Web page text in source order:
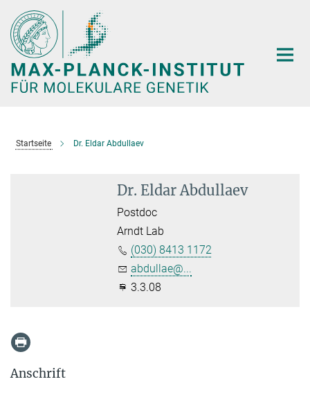
Hauptinhalt
Startseite Dr. Eldar Abdullaev
Dr. Eldar Abdullaev
Postdoc
Arndt Lab
(030) 8413 1172
abdullae@...
3.3.08
Anschrift